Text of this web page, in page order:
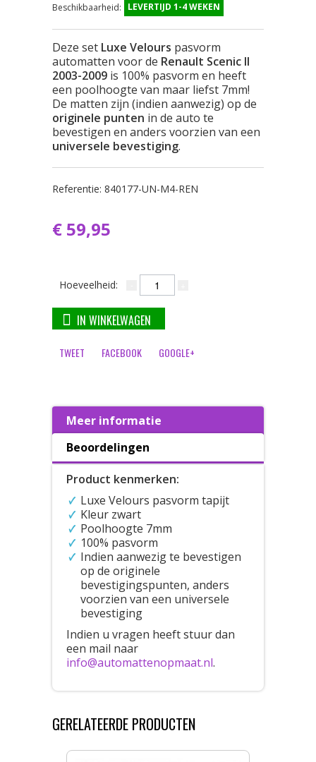
Beschikbaarheid: LEVERTIJD 1-4 WEKEN
Deze set Luxe Velours pasvorm
automatten voor de Renault Scenic II
2003-2009 is 100% pasvorm en heeft
een poolhoogte van maar liefst 7mm!
De matten zijn (indien aanwezig) op de
originele punten in de auto te
bevestigen en anders voorzien van een
universele bevestiging.
Referentie: 840177-UN-M4-REN
€ 59,95
Hoeveelheid:
IN WINKELWAGEN
TWEET FACEBOOK GOOGLE+
Meer informatie
Beoordelingen
Product kenmerken:
Luxe Velours pasvorm tapijt
Kleur zwart
Poolhoogte 7mm
100% pasvorm
Indien aanwezig te bevestigen
op de originele
bevestigingspunten, anders
voorzien van een universele
bevestiging
Indien u vragen heeft stuur dan
een mail naar
info@automattenopmaat.nl.
GERELATEERDE PRODUCTEN